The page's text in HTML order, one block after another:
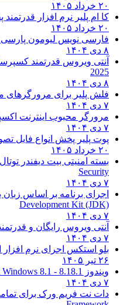
کا ام پلیر نرم افزار قدرتمند پخش
فارسی نویس لیومون پارسی نگار
آنتی ویروس قدرتمند کسپرسکی 2025
فلش پلیر برای مرورگرهای مختلف
مرورگر محبوب اینترنت اکسپلورر
پوت پلیر پخش انواع فایل تصویری
بسته امنیتی بیت دیفندر توتال
Security
اجرای برنامه بر اساس زبان
Development Kit (JDK)
آنتی ویروس رایگان و قدرتمند آویرا
بلو استکس اجرای نرم افزار
ویندوز 8.18.1 - Microsoft Windows 8.1
دات نت فریم ورک برای تمامی